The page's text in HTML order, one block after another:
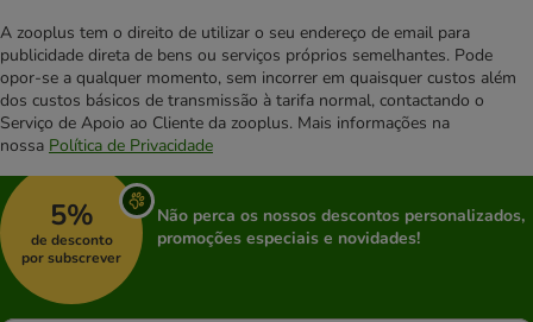
A zooplus tem o direito de utilizar o seu endereço de email para
publicidade direta de bens ou serviços próprios semelhantes. Pode
opor-se a qualquer momento, sem incorrer em quaisquer custos além
dos custos básicos de transmissão à tarifa normal, contactando o
Serviço de Apoio ao Cliente da zooplus. Mais informações na
nossa Política de Privacidade
5%
de desconto
por subscrever
Não perca os nossos descontos personalizados,
promoções especiais e novidades!